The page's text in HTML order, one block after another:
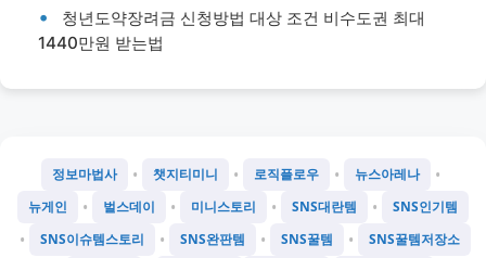
청년도약장려금 신청방법 대상 조건 비수도권 최대
1440만원 받는법
정보마법사 • 챗지티미니 • 로직플로우 • 뉴스아레나 •
뉴게인 • 벌스데이 • 미니스토리 • SNS대란템 • SNS인기템
• SNS이슈템스토리 • SNS완판템 • SNS꿀템 • SNS꿀템저장소